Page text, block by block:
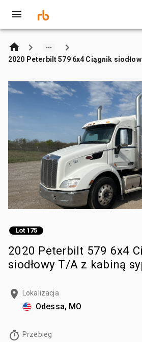
2020 Peterbilt 579 6x4 Ciągnik
Lot 175
2020 Peterbilt 579 6x4
siodłowy T/A z kabiną
Lokalizacja
Odessa, MO
Przebieg